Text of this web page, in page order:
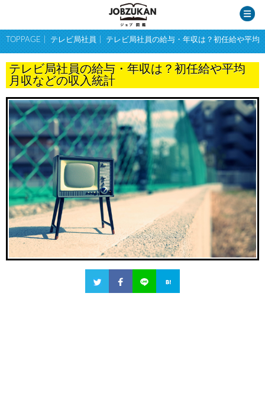
TOPPAGE テレビ局社員 テレビ局社員の給与・年収は？初任給や平均
テレビ局社員の給与・年収は？初任給や平均
月収などの収入統計